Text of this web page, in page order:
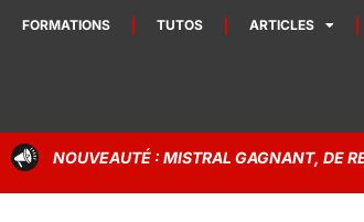
FORMATIONS TUTOS ARTICLES
NOUVEAUTÉ : MISTRAL GAGNANT, DE